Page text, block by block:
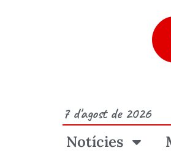
7 d'agost de 2026
Notícies